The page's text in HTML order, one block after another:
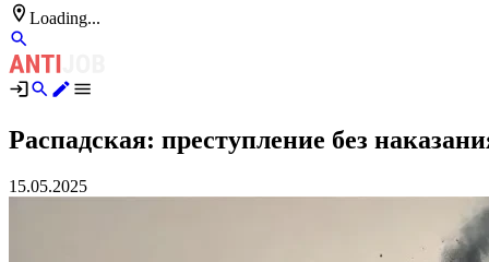
Loading...
Распадская: преступление без
15.05.2025